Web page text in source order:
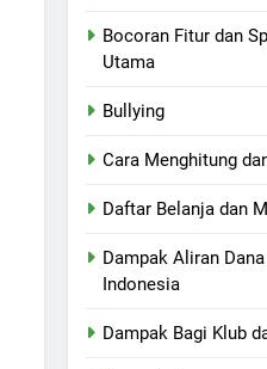
Bocoran Fitur dan
Utama
Bullying
Cara Menghitung
Daftar Belanja dan
Dampak Aliran
Indonesia
Dampak Bagi Klub